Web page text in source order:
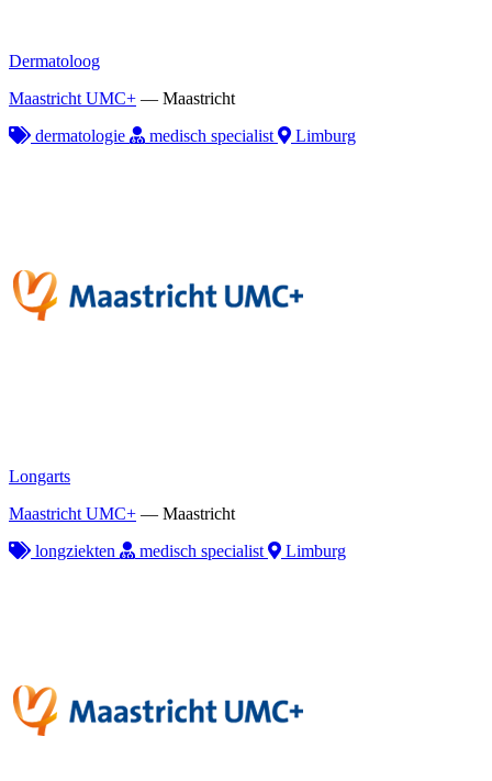
Dermatoloog
Maastricht UMC+ — Maastricht
dermatologie
medisch specialist Limburg
Longarts
Maastricht UMC+ — Maastricht
longziekten
medisch specialist Limburg